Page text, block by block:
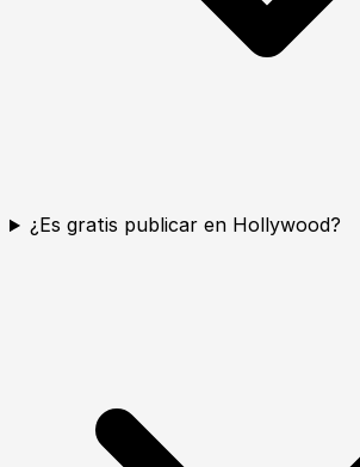
¿Es gratis publicar en Hollywood?